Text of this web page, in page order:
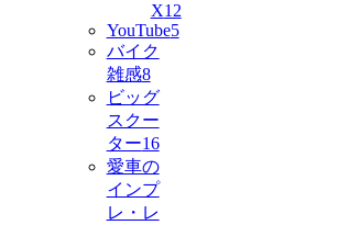
X12
YouTube5
バイク
雑感8
ビッグ
スクー
ター16
愛車の
インプ
レ・レ